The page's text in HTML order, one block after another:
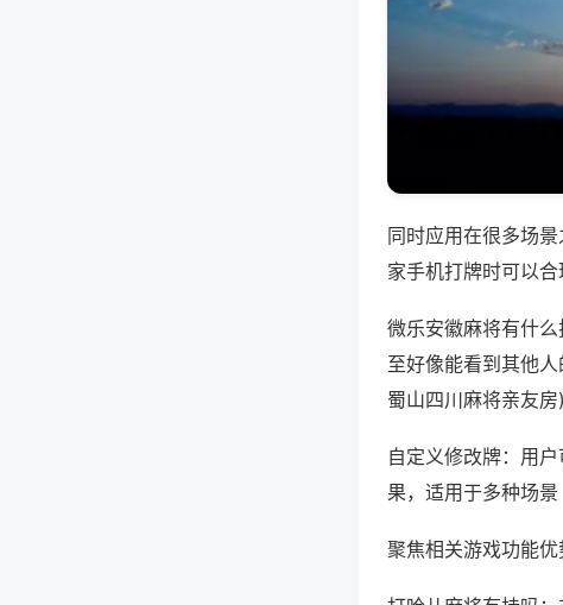
同时应用在很多场
家手机打牌时可以
微乐安徽麻将有什
至好像能看到其他
蜀山四川麻将亲友房
自定义修改牌：用
果，适用于多种场
聚焦相关游戏功能优